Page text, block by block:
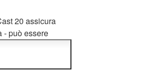
20 assicura
- può essere
a un
MusicCast